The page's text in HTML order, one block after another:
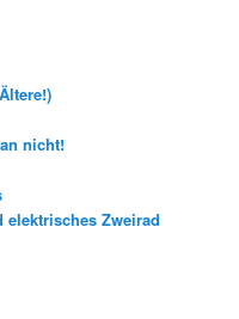
nicht!
elektrisches Zweirad